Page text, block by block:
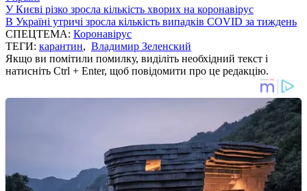
У Києві різко зросла кількість хворих на коронавірус
В Україні утричі зросла кількість випадків COVID за тиждень
СПЕЦТЕМА: Коронавірус
ТЕГИ: карантин, Владимир Зеленский
Якщо ви помітили помилку, виділіть необхідний текст і
натисніть Ctrl + Enter, щоб повідомити про це редакцію.